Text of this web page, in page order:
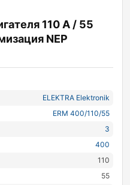
110 А / 55
NEP
ELEKTRA Elektronik
ERM 400/110/55
3
400
110
55